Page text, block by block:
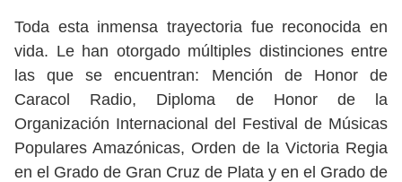
Toda esta inmensa trayectoria fue reconocida en
vida. Le han otorgado múltiples distinciones entre
las que se encuentran: Mención de Honor de
Caracol Radio, Diploma de Honor de la
Organización Internacional del Festival de Músicas
Populares Amazónicas, Orden de la Victoria Regia
en el Grado de Gran Cruz de Plata y en el Grado de